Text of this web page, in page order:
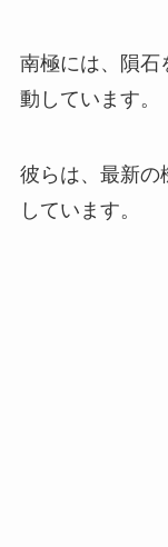
南極には、隕石
動しています。
彼らは、最新の
しています。